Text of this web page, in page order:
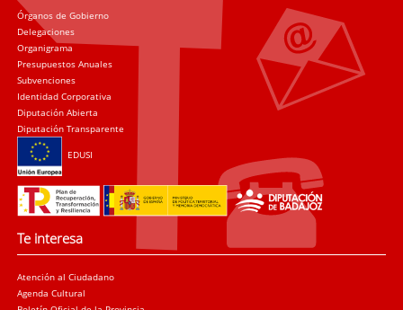
Órganos de Gobierno
Delegaciones
Organigrama
Presupuestos Anuales
Subvenciones
Identidad Corporativa
Diputación Abierta
Diputación Transparente
EDUSI
Te interesa
Atención al Ciudadano
Agenda Cultural